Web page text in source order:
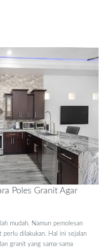
Poles Granit Agar
mudah. Namun pemolesan
perlu dilakukan. Hal ini sejalan
granit yang sama-sama